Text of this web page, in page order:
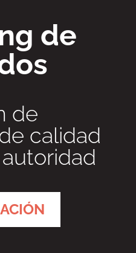
de
de
calidad